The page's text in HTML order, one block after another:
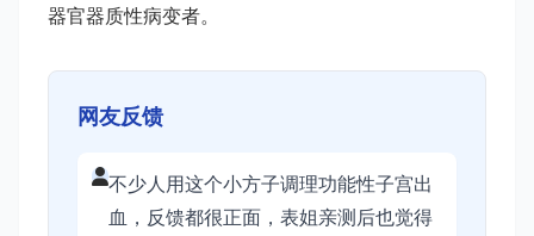
器官器质性病变者。
网友反馈
不少人用这个小方子调理功能性子宫出
血，反馈都很正面，表姐亲测后也觉得